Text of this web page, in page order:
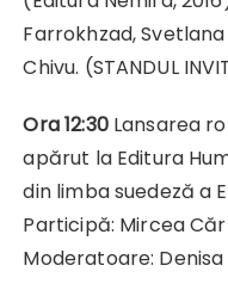
Farrokhzad,
Chivu. (STANDUL
Ora 12:30Lansarea
apărut la Editura
din limba suedeză a
Participă: Mircea
Moderatoare: Denisa